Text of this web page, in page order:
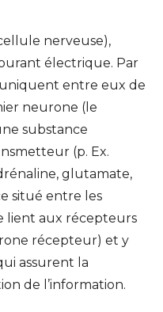
nerveuse),
électrique. Par
entre eux de
neurone (le
substance
(p. Ex.
glutamate,
situé entre les
lient aux récepteurs
récepteur) et y
assurent la
de l’information.